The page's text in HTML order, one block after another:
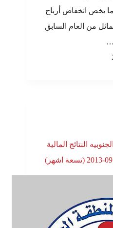
يخص انخفاض أرباح
من العام السابق
النتائج المالية